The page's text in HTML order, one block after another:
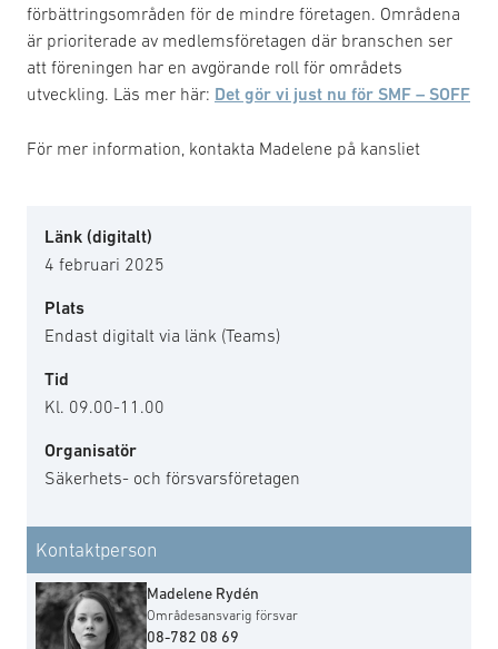
förbättringsområden för de mindre företagen. Områdena
är prioriterade av medlemsföretagen där branschen ser
att föreningen har en avgörande roll för områdets
utveckling. Läs mer här: Det gör vi just nu för SMF – SOFF
För mer information, kontakta Madelene på kansliet
Länk (digitalt)
4 februari 2025
Plats
Endast digitalt via länk (Teams)
Tid
Kl. 09.00-11.00
Organisatör
Säkerhets- och försvarsföretagen
Kontaktperson
Madelene Rydén
Områdesansvarig försvar
08-782 08 69